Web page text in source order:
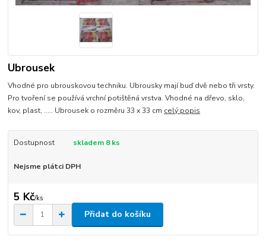
Ubrousek
Vhodné pro ubrouskovou techniku. Ubrousky mají buď dvě nebo tři vrsty.
Pro tvoření se používá vrchní potištěná vrstva. Vhodné na dřevo, sklo,
kov, plast, ..... Ubrousek o rozměru 33 x 33 cm celý popis
Dostupnost skladem 8 ks
Nejsme plátci DPH
5 Kč/ks
Přidat do košíku